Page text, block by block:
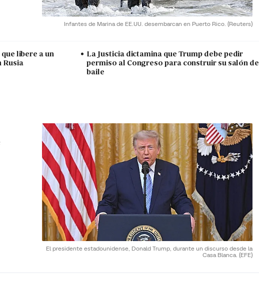
Infantes de Marina de EE.UU. desembarcan en Puerto Rico. (Reuters)
libere a un
Rusia
La Justicia dictamina que Trump debe pedir
permiso al Congreso para construir su salón de
baile
El presidente estadounidense, Donald Trump, durante un discurso desde la
Casa Blanca. (EFE)